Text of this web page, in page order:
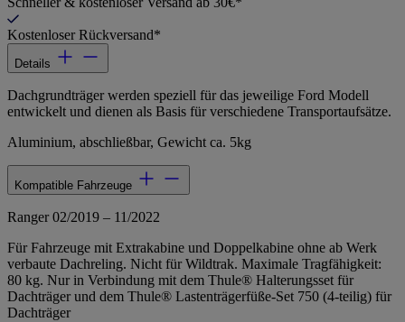
Kostenloser Rückversand*
Details
Dachgrundträger werden speziell für das jeweilige Ford Modell
entwickelt und dienen als Basis für verschiedene Transportaufsätze.
Aluminium, abschließbar, Gewicht ca. 5kg
Kompatible Fahrzeuge
Ranger 02/2019 – 11/2022
Für Fahrzeuge mit Extrakabine und Doppelkabine ohne ab Werk
verbaute Dachreling. Nicht für Wildtrak. Maximale Tragfähigkeit:
80 kg. Nur in Verbindung mit dem Thule® Halterungsset für
Dachträger und dem Thule® Lastenträgerfüße-Set 750 (4-teilig) für
Dachträger